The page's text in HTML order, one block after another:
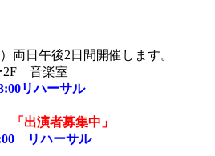
両日午後2日間開催します。
2F 音楽室
リハーサル
出演者募集中」
リハーサル